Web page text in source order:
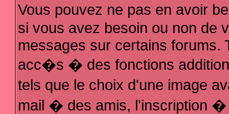
Vous pouvez ne pas en avoir
si vous avez besoin ou non de
messages sur certains forums.
acc�s � des fonctions
tels que le choix d'une image
mail � des amis, l'inscription �